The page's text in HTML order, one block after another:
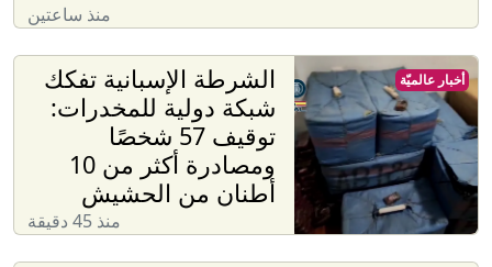
منذ ساعتين
الشرطة الإسبانية تفكك
شبكة دولية للمخدرات:
توقيف 57 شخصًا
ومصادرة أكثر من 10
أطنان من الحشيش
منذ 45 دقيقة
أخبار عالميّة